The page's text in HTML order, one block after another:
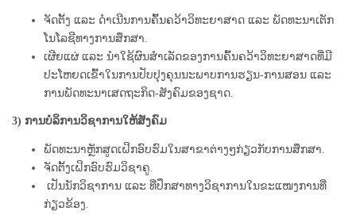
ຈັດຕັ້ງ ແລະ ດໍາເນີນການຄົ້ນຄວ້າວິທະຍາສາດ ແລະ ພັດທະນາເຕັກ
ໂນໂລຊີທາງການສຶກສາ.
ເຜີຍແຜ່ ແລະ ນໍາໃຊ້ຜົນສໍາເລັດຂອງການຄົ້ນຄວ້າວິທະຍາສາດທີ່ມີ
ປະໂຫຍດເຂົ້າໃນການປັບປຸງຄຸນນະພາບການຮຽນ-ການສອນ ແລະ
ການພັດທະນາເສດຖະກິດ-ສັງຄົມຂອງຊາດ.
3) ການບໍລິການວິຊາການໃຫ້ສັງຄົມ
ພັດທະນາຫຼັກສູດເຝິກອົບຮົມໃນສາຂາຕ່າງໆກ່ຽວກັບການສຶກສາ.
ຈັດຕັ້ງເຝິກອົບຮົມວິຊາຄູ.
ເປັນນັກວິຊາການ ແລະ ທີ່ປຶກສາທາງວິຊາການໃນຂະແໜງການທີ່
ກ່ຽວຂ້ອງ.